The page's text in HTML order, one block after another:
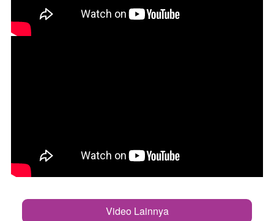
`
Video Lainnya